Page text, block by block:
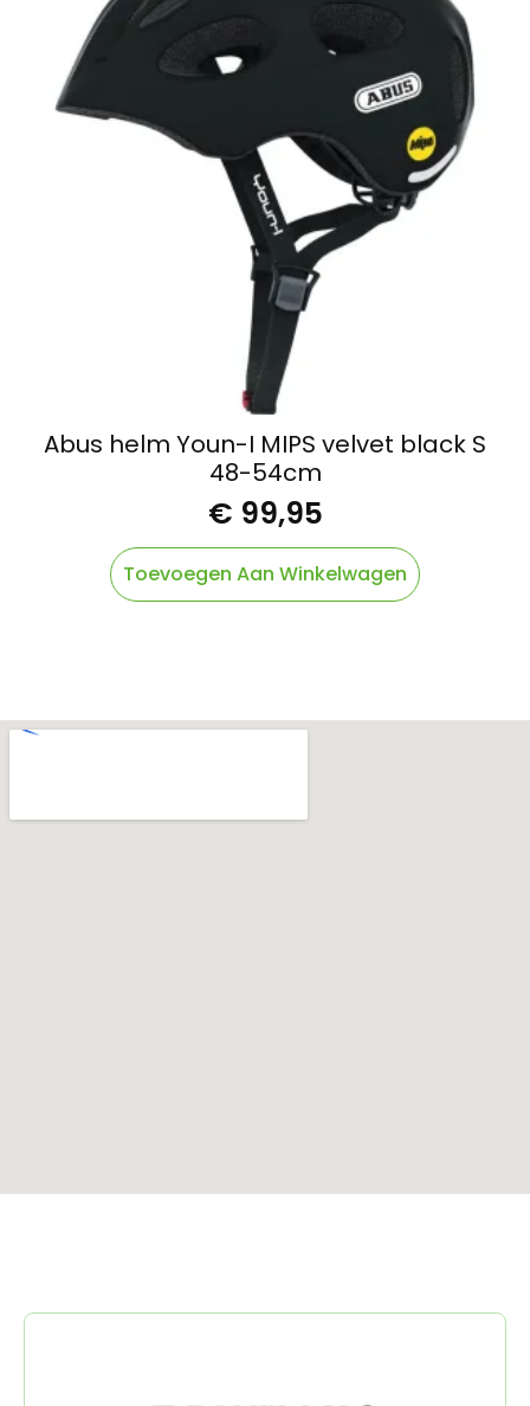
Abus helm Youn-I MIPS velvet black S
48-54cm
€ 99,95
Toevoegen Aan Winkelwagen